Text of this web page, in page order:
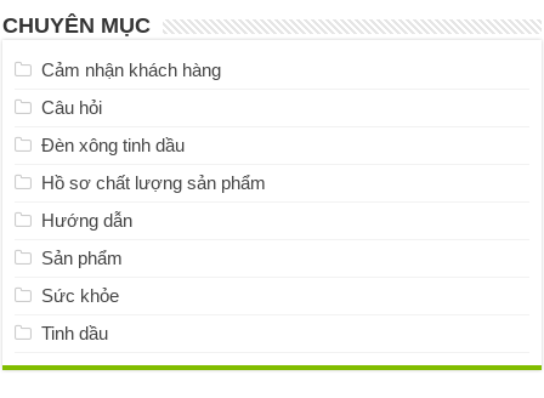
CHUYÊN MỤC
Cảm nhận khách hàng
Câu hỏi
Đèn xông tinh dầu
Hồ sơ chất lượng sản phẩm
Hướng dẫn
Sản phẩm
Sức khỏe
Tinh dầu